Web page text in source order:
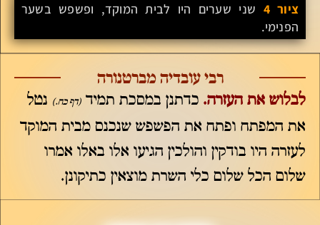
ציור 4
שני שערים היו לבית המוקד, ופשפש בשער
הפנימי.
רבי עובדיה מברטנורה
לבלוש את העזרה. כדתנן במסכת תמיד (דף כח.) נטל
את המפתח ופתח את הפשפש שנכנס מבית המוקד
לעזרה היו בודקין והולכין הגיעו אלו באלו אמרו
שלום הכל שלום כלי השרת מוצאין כתיקונן.